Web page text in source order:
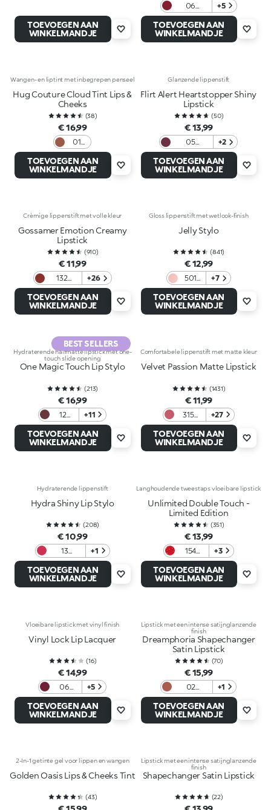
TOEVOEGEN AAN
WINKELMANDJE
06
Bordeaux
+5
TOEVOEGEN AAN
WINKELMANDJE
Wangen- en liptint met inbegrepen penseel
Hug Couture Cloud Tint Lips &
Cheeks
(38)
€ 16,99
01
Fluffy
Flush
TOEVOEGEN AAN
WINKELMANDJE
Glanzende lippenstift
Flirt Alert Heartstopper Shiny
Lipstick
(50)
€ 13,99
05
Burgundy
Babe
+2
TOEVOEGEN AAN
WINKELMANDJE
Crèmige lippenstift met volle kleur
Gossamer Emotion Creamy
Lipstick
(910)
€ 11,99
132
Crimson
+26
TOEVOEGEN AAN
WINKELMANDJE
Gloss lippenstift met wetlook-finish
Jelly Stylo
(841)
€ 12,99
501
Starry
Rose
+7
TOEVOEGEN AAN
WINKELMANDJE
BEST SELLERS
Hydraterende halfmatte lipstick met one-
touch slide opening
One Magic Touch Lip Stylo
(213)
€ 16,99
12
Under
my
spell
+11
TOEVOEGEN AAN
WINKELMANDJE
Comfortabele lippenstift met matte kleur
Velvet Passion Matte Lipstick
(1431)
€ 11,99
315
Mauve
+27
TOEVOEGEN AAN
WINKELMANDJE
Hydraterende lippenstift
Hydra Shiny Lip Stylo
(208)
€ 10,99
13
Magenta
+1
TOEVOEGEN AAN
WINKELMANDJE
Langhoudende tweestaps vloeibare lipstick
Unlimited Double Touch -
Limited Edition
(351)
€ 13,99
154
Alluring
Game
+3
TOEVOEGEN AAN
WINKELMANDJE
Vloeibare lipstick met vinyl finish
Vinyl Lock Lip Lacquer
(16)
€ 14,99
06
Berry
Crush
+5
TOEVOEGEN AAN
WINKELMANDJE
Lipstick met een intense satijnglanzende
finish
Dreamphoria Shapechanger
Satin Lipstick
(70)
€ 15,99
02
Charmed
Rose
+1
TOEVOEGEN AAN
WINKELMANDJE
2-In-1 getinte gel voor lippen en wangen
Golden Oasis Lips & Cheeks Tint
(43)
Lipstick met een intense satijnglanzende
finish
Shapechanger Satin Lipstick
(22)